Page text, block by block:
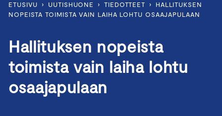
ETUSIVU › UUTISHUONE › TIEDOTTEET ›
HALLITUKSEN
NOPEISTA TOIMISTA VAIN LAIHA LOHTU OSAAJAPULAAN
Hallituksen nopeista
toimista vain laiha lohtu
osaajapulaan